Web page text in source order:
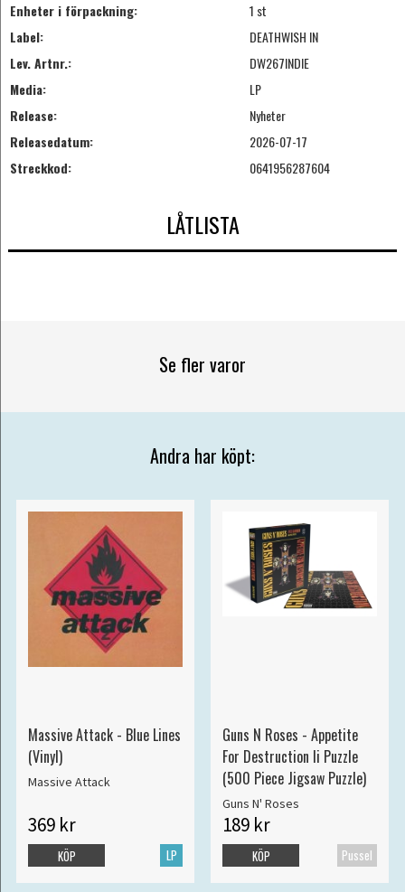
Enheter i förpackning:
1 st
Label:
DEATHWISH IN
Lev. Artnr.:
DW267INDIE
Media:
LP
Release:
Nyheter
Releasedatum:
2026-07-17
Streckkod:
0641956287604
LÅTLISTA
Se fler varor
Andra har köpt:
Massive Attack - Blue Lines
(Vinyl)
Massive Attack
369 kr
LP
KÖP
Guns N Roses - Appetite
For Destruction Ii Puzzle
(500 Piece Jigsaw Puzzle)
Guns N' Roses
189 kr
Pussel
KÖP